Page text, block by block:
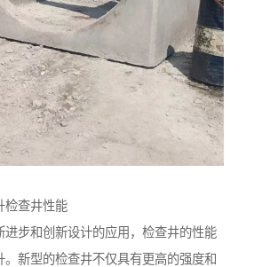
检查井性能
进步和创新设计的应用，检查井的性能
。新型的检查井不仅具有更高的强度和